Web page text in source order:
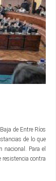
de Entre Ríos
de lo que
nacional. Para el
resistencia contra